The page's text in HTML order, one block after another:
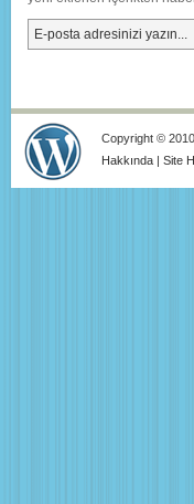
Copyright ©
Hakkında | Site